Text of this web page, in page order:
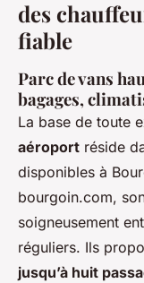
des
fiable
Parc de vans
bagages,
La base de toute
aéroport réside
disponibles à
bourgoin.com,
soigneusement
réguliers. Ils
jusqu’à huit